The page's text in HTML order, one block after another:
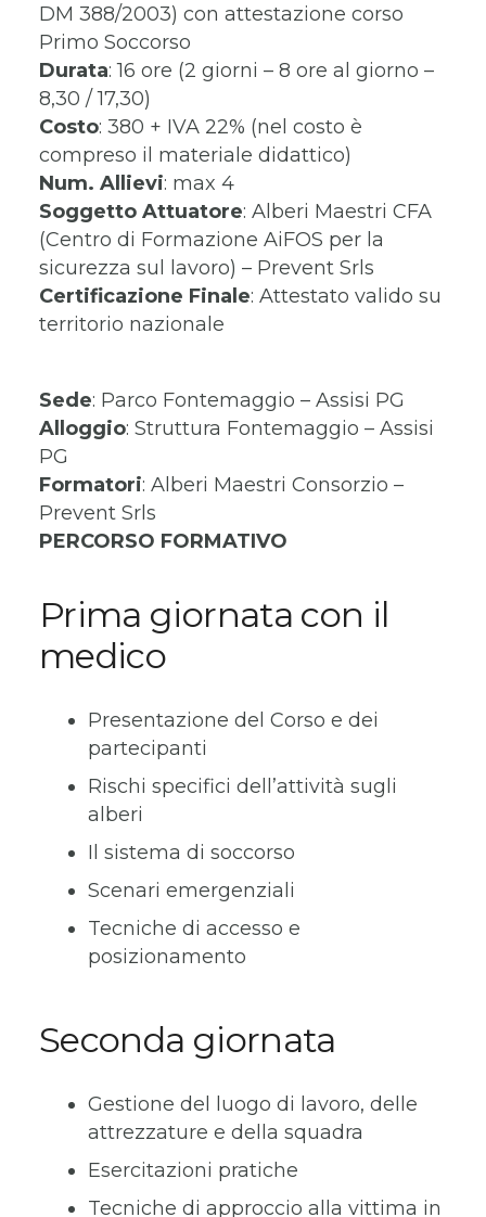
DM 388/2003) con attestazione corso
Primo Soccorso
Durata: 16 ore (2 giorni – 8 ore al giorno –
8,30 / 17,30)
Costo: 380 + IVA 22% (nel costo è
compreso il materiale didattico)
Num. Allievi: max 4
Soggetto Attuatore: Alberi Maestri CFA
(Centro di Formazione AiFOS per la
sicurezza sul lavoro) – Prevent Srls
Certificazione Finale: Attestato valido su
territorio nazionale
Sede: Parco Fontemaggio – Assisi PG
Alloggio: Struttura Fontemaggio – Assisi
PG
Formatori: Alberi Maestri Consorzio –
Prevent Srls
PERCORSO FORMATIVO
Prima giornata con il
medico
Presentazione del Corso e dei
partecipanti
Rischi specifici dell’attività sugli
alberi
Il sistema di soccorso
Scenari emergenziali
Tecniche di accesso e
posizionamento
Seconda giornata
Gestione del luogo di lavoro, delle
attrezzature e della squadra
Esercitazioni pratiche
Tecniche di approccio alla vittima in